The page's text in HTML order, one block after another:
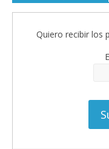
Quiero recibir los